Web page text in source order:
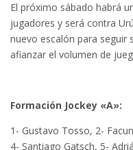
El próximo sábado habrá
jugadores y será contra
nuevo escalón para seguir
afianzar el volumen de
Formación Jockey «A»:
1- Gustavo Tosso, 2-
4- Santiago Gatsch, 5-